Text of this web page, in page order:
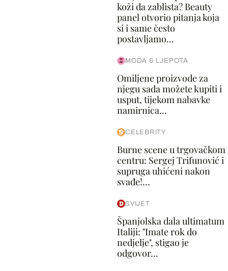
koži da zablista? Beauty
panel otvorio pitanja koja
si i same često
postavljamo...
MODA & LJEPOTA
Omiljene proizvode za
njegu sada možete kupiti i
usput, tijekom nabavke
namirnica...
CELEBRITY
Burne scene u trgovačkom
centru: Sergej Trifunović i
supruga uhićeni nakon
svađe!...
SVIJET
Španjolska dala ultimatum
Italiji: "Imate rok do
nedjelje", stigao je
odgovor...